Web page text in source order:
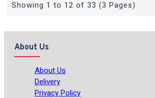
Showing 1 to 12 of 33 (3 Pages)
About Us
About Us
Delivery
Privacy Policy